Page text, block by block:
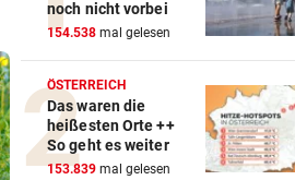
noch nicht vorbei
154.538 mal gelesen
ÖSTERREICH
Das waren die
heißesten Orte ++
So geht es weiter
153.839 mal gelesen